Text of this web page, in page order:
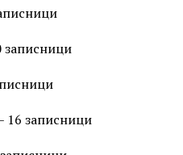
16 записници